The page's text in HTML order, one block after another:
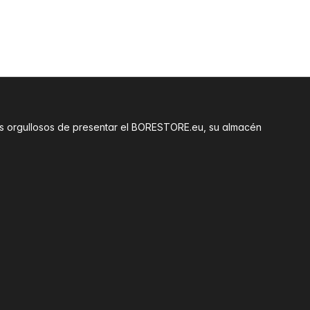
de presentar el BORESTORE.eu, su almacén